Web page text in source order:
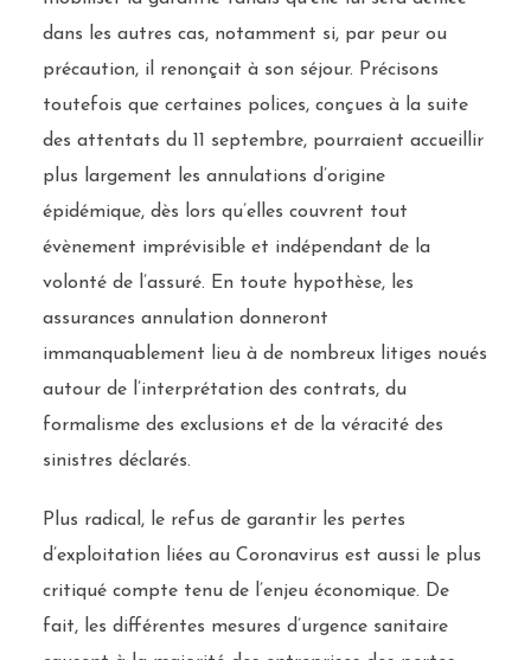
dans les autres cas, notamment si, par peur ou
précaution, il renonçait à son séjour. Précisons
toutefois que certaines polices, conçues à la suite
des attentats du 11 septembre, pourraient accueillir
plus largement les annulations d’origine
épidémique, dès lors qu’elles couvrent tout
évènement imprévisible et indépendant de la
volonté de l’assuré. En toute hypothèse, les
assurances annulation donneront
immanquablement lieu à de nombreux litiges noués
autour de l’interprétation des contrats, du
formalisme des exclusions et de la véracité des
sinistres déclarés.
Plus radical, le refus de garantir les pertes
d’exploitation liées au Coronavirus est aussi le plus
critiqué compte tenu de l’enjeu économique. De
fait, les différentes mesures d’urgence sanitaire